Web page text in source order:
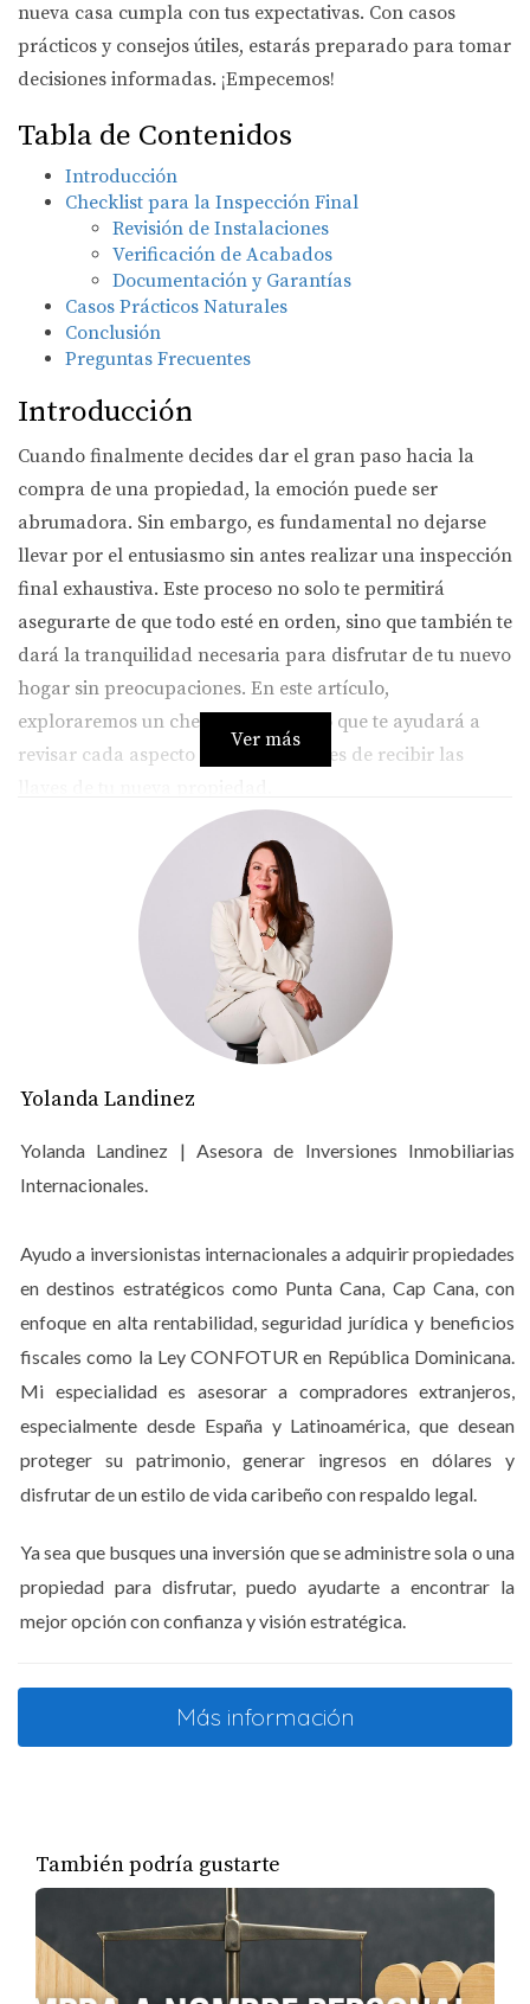
nueva casa cumpla con tus expectativas. Con casos
prácticos y consejos útiles, estarás preparado para tomar
decisiones informadas. ¡Empecemos!
Tabla de Contenidos
Introducción
Checklist para la Inspección Final
Revisión de Instalaciones
Verificación de Acabados
Documentación y Garantías
Casos Prácticos Naturales
Conclusión
Preguntas Frecuentes
Introducción
Cuando finalmente decides dar el gran paso hacia la
compra de una propiedad, la emoción puede ser
abrumadora. Sin embargo, es fundamental no dejarse
llevar por el entusiasmo sin antes realizar una inspección
final exhaustiva. Este proceso no solo te permitirá
asegurarte de que todo esté en orden, sino que también te
dará la tranquilidad necesaria para disfrutar de tu nuevo
hogar sin preocupaciones. En este artículo,
exploraremos un checklist detallado que te ayudará a
revisar cada aspecto importante antes de recibir las
Checklist para la Inspección Final
Realizar una inspección final puede parecer una tarea
monumental, pero con el checklist adecuado, se
convierte en un proceso manejable y efectivo. A
continuación, desglosamos los elementos clave que
debes considerar.
Revisión de Instalaciones
inspección final. Aquí hay algunos puntos que no debes
pasar por alto:
y que los enchufes estén en buen estado.
Fontanería:Asegúrate de que no haya fugas en
grifos y tuberías, y revisa la presión del agua.
Calefacción y aire acondicionado:
Prueba ambos
sistemas para garantizar su correcto
funcionamiento.
Sistemas de seguridad: Comprueba que alarmas y
Verificación de Acabados
hogar. No escatimes en detalles al revisar:
Pintura:Busca imperfecciones o áreas
Puertas y ventanas:Verifica que abran y cierren
correctamente, sin filtraciones.
propiedad. Esto incluye:
Certificados:Asegúrate de tener todos los
certificados necesarios (electricidad, fontanería).
Garantías:
Pregunta por garantías sobre
Ver más
Yolanda Landinez
Yolanda Landinez | Asesora de Inversiones Inmobiliarias
Internacionales.
Ayudo a inversionistas internacionales a adquirir propiedades
en destinos estratégicos como Punta Cana, Cap Cana, con
enfoque en alta rentabilidad, seguridad jurídica y beneficios
fiscales como la Ley CONFOTUR en República Dominicana.
Mi especialidad es asesorar a compradores extranjeros,
especialmente desde España y Latinoamérica, que desean
proteger su patrimonio, generar ingresos en dólares y
disfrutar de un estilo de vida caribeño con respaldo legal.
Ya sea que busques una inversión que se administre sola o una
propiedad para disfrutar, puedo ayudarte a encontrar la
mejor opción con confianza y visión estratégica.
Más información
También podría gustarte